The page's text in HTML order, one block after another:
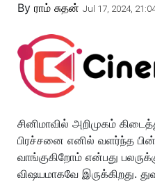
By ராம் சுதன் Jul 17, 2024,
சினிமாவில் அறிமுகம்
பிரச்சனை எனில் வளர்ந்த
வாங்குகிறோம் என்பது
விஷயமாகவே இருக்கிறது.